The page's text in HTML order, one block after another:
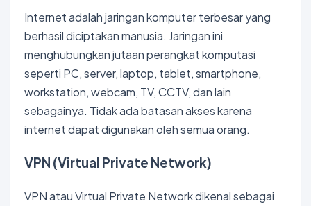
Internet adalah jaringan komputer terbesar yang
berhasil diciptakan manusia. Jaringan ini
menghubungkan jutaan perangkat komputasi
seperti PC, server, laptop, tablet, smartphone,
workstation, webcam, TV, CCTV, dan lain
sebagainya. Tidak ada batasan akses karena
internet dapat digunakan oleh semua orang.
VPN (Virtual Private Network)
VPN atau Virtual Private Network dikenal sebagai